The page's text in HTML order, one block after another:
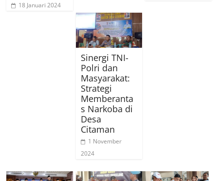
18 Januari 2024
Sinergi TNI-
Polri dan
Masyarakat:
Strategi
Memberanta
s Narkoba di
Desa
Citaman
1 November
2024